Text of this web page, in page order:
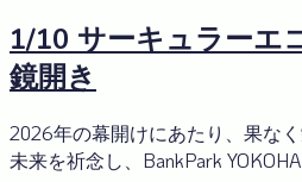
1/10 サーキュラーエ
鏡開き
2026年の幕開けにあたり、果な
未来を祈念し、BankPark